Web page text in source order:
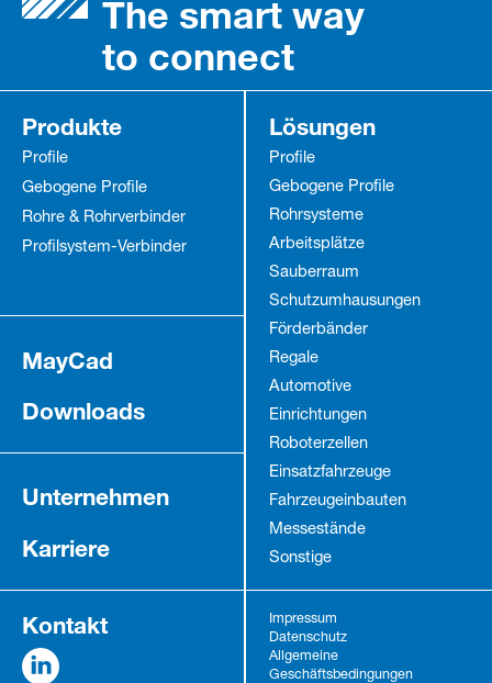
The smart way
to connect
Produkte
Profile
Gebogene Profile
Rohre & Rohrverbinder
Profilsystem-Verbinder
Lösungen
Profile
Gebogene Profile
Rohrsysteme
Arbeitsplätze
Sauberraum
Schutz­umhausungen
Förderbänder
Regale
Automotive
Einrichtungen
Roboterzellen
Einsatzfahrzeuge
Fahrzeug­einbauten
Messestände
Sonstige
MayCad
Downloads
Unternehmen
Karriere
Kontakt
Impressum
Datenschutz
Allgemeine
Geschäftsbedingungen